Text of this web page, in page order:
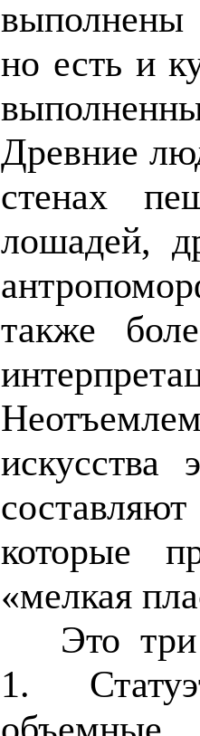
но есть и
Древние
стенах
лошадей,
также
искусства
которые
«мелкая
Это три
1.